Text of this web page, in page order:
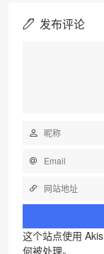
发布评论
这个站点使用
何被处理。